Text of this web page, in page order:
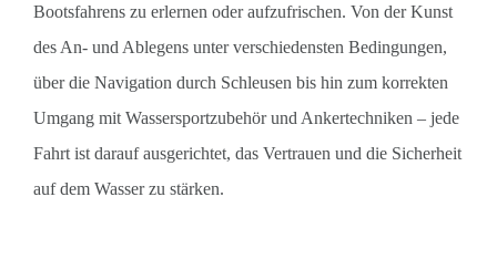
Bootsfahrens zu erlernen oder aufzufrischen. Von der Kunst
des An- und Ablegens unter verschiedensten Bedingungen,
über die Navigation durch Schleusen bis hin zum korrekten
Umgang mit Wassersportzubehör und Ankertechniken – jede
Fahrt ist darauf ausgerichtet, das Vertrauen und die Sicherheit
auf dem Wasser zu stärken.